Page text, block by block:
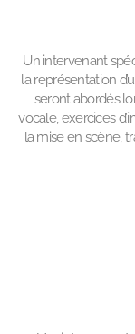
Un intervenant
la représentation
seront abordés
vocale, exercices
la mise en scène,